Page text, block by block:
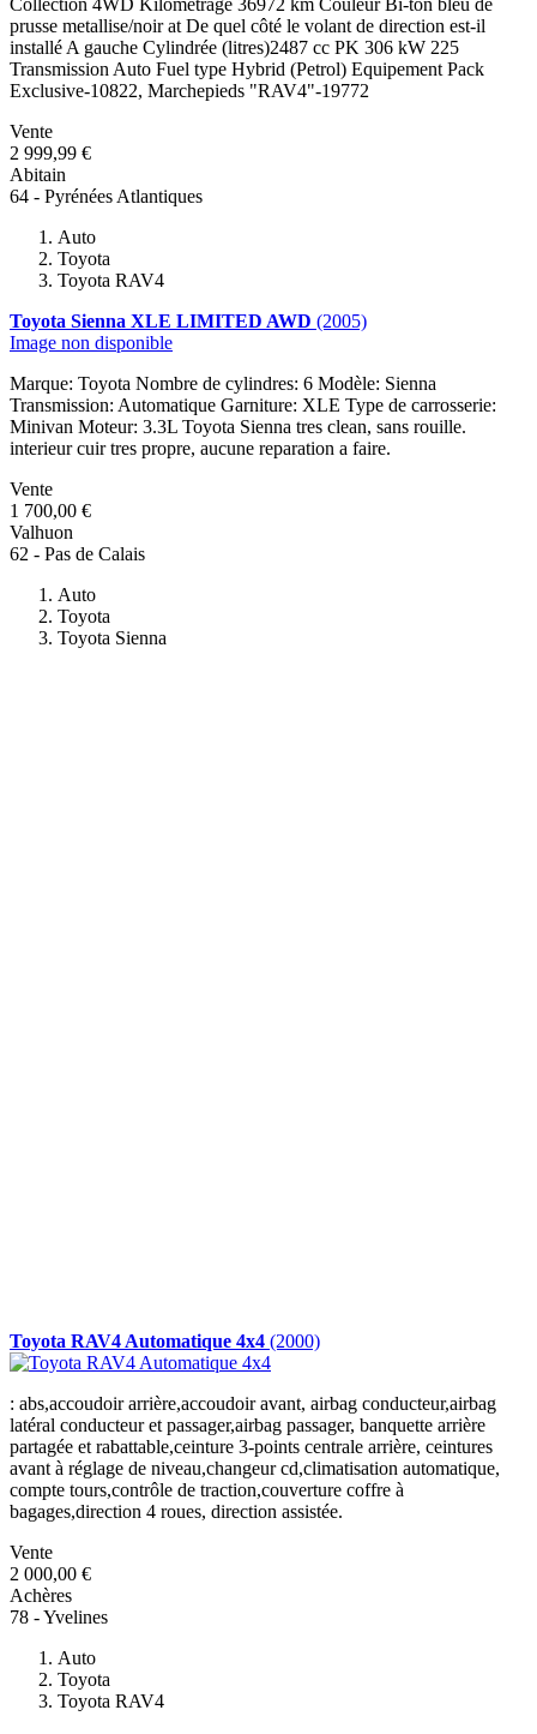
prusse metallise/noir at De quel côté le volant de direction est-il
installé A gauche Cylindrée (litres)2487 cc PK 306 kW 225
Transmission Auto Fuel type Hybrid (Petrol) Equipement Pack
Exclusive-10822, Marchepieds "RAV4"-19772
Vente
2 999,99 €
Abitain
64 - Pyrénées Atlantiques
Auto
Toyota
Toyota RAV4
Toyota Sienna XLE LIMITED AWD (2005)
Image non disponible
Marque: Toyota Nombre de cylindres: 6 Modèle: Sienna
Transmission: Automatique Garniture: XLE Type de carrosserie:
Minivan Moteur: 3.3L Toyota Sienna tres clean, sans rouille.
interieur cuir tres propre, aucune reparation a faire.
Vente
1 700,00 €
Valhuon
62 - Pas de Calais
Auto
Toyota
Toyota Sienna
Toyota RAV4 Automatique 4x4 (2000)
: abs,accoudoir arrière,accoudoir avant, airbag conducteur,airbag
latéral conducteur et passager,airbag passager, banquette arrière
partagée et rabattable,ceinture 3-points centrale arrière, ceintures
avant à réglage de niveau,changeur cd,climatisation automatique,
compte tours,contrôle de traction,couverture coffre à
bagages,direction 4 roues, direction assistée.
Vente
2 000,00 €
Achères
78 - Yvelines
Auto
Toyota
Toyota RAV4